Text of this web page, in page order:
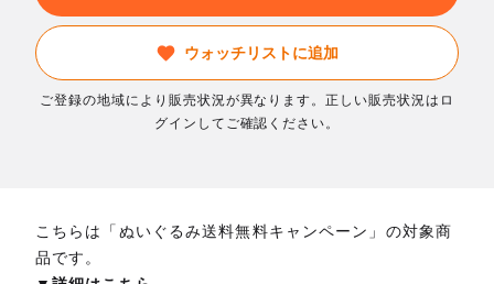
ウォッチリストに追加
ご登録の地域により販売状況が異なります。正しい販売状況はロ
グインしてご確認ください。
こちらは「ぬいぐるみ送料無料キャンペーン」の対象商
品です。